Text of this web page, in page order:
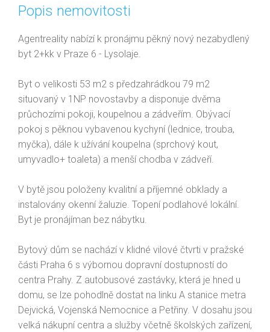
Popis nemovitosti
Agentreality nabízí k pronájmu pěkný nový nezabydlený
byt 2+kk v Praze 6 - Lysolaje.
Byt o velikosti 53 m2 s předzahrádkou 79 m2
situovaný v 1NP novostavby a disponuje dvěma
průchozími pokoji, koupelnou a zádveřím. Obývací
pokoj s pěknou vybavenou kychyní (lednice, trouba,
myčka), dále k užívání koupelna (sprchový kout,
umyvadlo+ toaleta) a menší chodba v zádveří.
V bytě jsou položeny kvalitní a příjemné obklady a
instalovány okenní žaluzie. Topení podlahové lokální.
Byt je pronájíman bez nábytku.
Bytový dům se nachází v klidné vilové čtvrti v pražské
části Praha 6 s výbornou dopravní dostupností do
centra Prahy. Z autobusové zastávky, která je hned u
domu, se lze pohodlně dostat na linku A stanice metra
Dejvická, Vojenská Nemocnice a Petřiny. V dosahu jsou
velká nákupní centra a služby včetně školských zařízení,